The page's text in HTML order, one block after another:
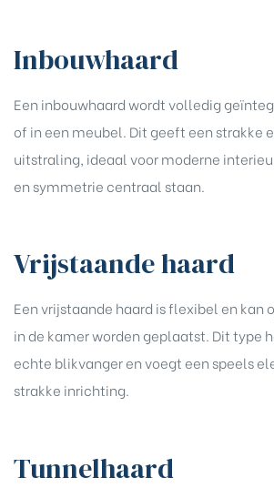
Inbouwhaard
Een inbouwhaard wordt volledig
of in een meubel. Dit geeft een strakke
uitstraling, ideaal voor moderne
en symmetrie centraal staan.
Vrijstaande haard
Een vrijstaande haard is flexibel en kan
in de kamer worden geplaatst. Dit type
echte blikvanger en voegt een speels
strakke inrichting.
Tunnelhaard